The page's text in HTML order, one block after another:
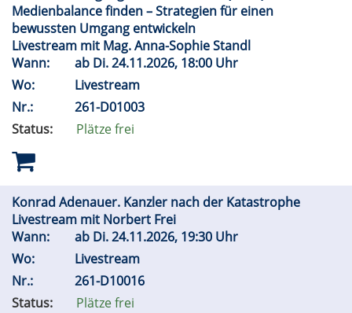
Medienbalance finden – Strategien für einen
bewussten Umgang entwickeln
Livestream mit Mag. Anna-Sophie Standl
Wann:
ab Di.24.11.2026, 18:00 Uhr
Wo:
Livestream
Nr.:
261-D01003
Status:
Plätze frei
Konrad Adenauer. Kanzler nach der Katastrophe
Livestream mit Norbert Frei
Wann:
ab Di.24.11.2026, 19:30 Uhr
Wo:
Livestream
Nr.:
261-D10016
Status:
Plätze frei